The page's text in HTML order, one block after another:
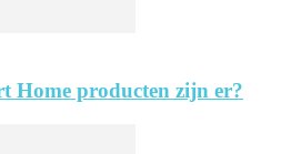
Home producten zijn er?